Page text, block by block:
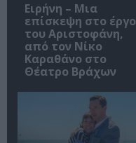
Ειρήνη – Μια
επίσκεψη στο έργο
του Αριστοφάνη,
από τον Νίκο
Καραθάνο στο
Θέατρο Βράχων